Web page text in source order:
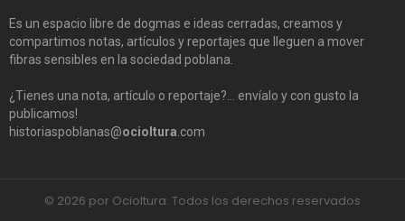
Es un espacio libre de dogmas e ideas cerradas, creamos y
compartimos notas, artículos y reportajes que lleguen a mover
fibras sensibles en la sociedad poblana.
¿Tienes una nota, artículo o reportaje?… envíalo y con gusto la
publicamos!
historiaspoblanas@ocioltura .com
© 2026 por Ocioltura. Todos los derechos reservados